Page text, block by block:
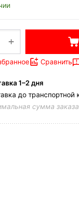
+
Сравнить
1–2 дня
до транспортной
сумма